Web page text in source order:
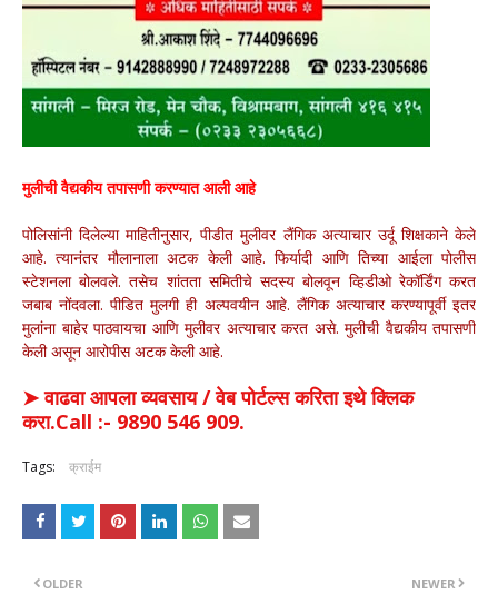
मुलीची वैद्यकीय तपासणी करण्यात आली आहे
पोलिसांनी दिलेल्या माहितीनुसार, पीडीत मुलीवर लैंगिक अत्याचार उर्दू शिक्षकाने केले
आहे. त्यानंतर मौलानाला अटक केली आहे. फिर्यादी आणि तिच्या आईला पोलीस
स्टेशनला बोलवले. तसेच शांतता समितीचे सदस्य बोलवून व्हिडीओ रेकॉर्डिंग करत
जबाब नोंदवला. पीडित मुलगी ही अल्पवयीन आहे. लैंगिक अत्याचार करण्यापूर्वी इतर
मुलांना बाहेर पाठवायचा आणि मुलीवर अत्याचार करत असे. मुलीची वैद्यकीय तपासणी
केली असून आरोपीस अटक केली आहे.
➤ वाढवा आपला व्यवसाय / वेब पोर्टल्स करिता इथे क्लिक
करा.Call :- 9890 546 909.
Tags: क्राईम
NEWER
OLDER